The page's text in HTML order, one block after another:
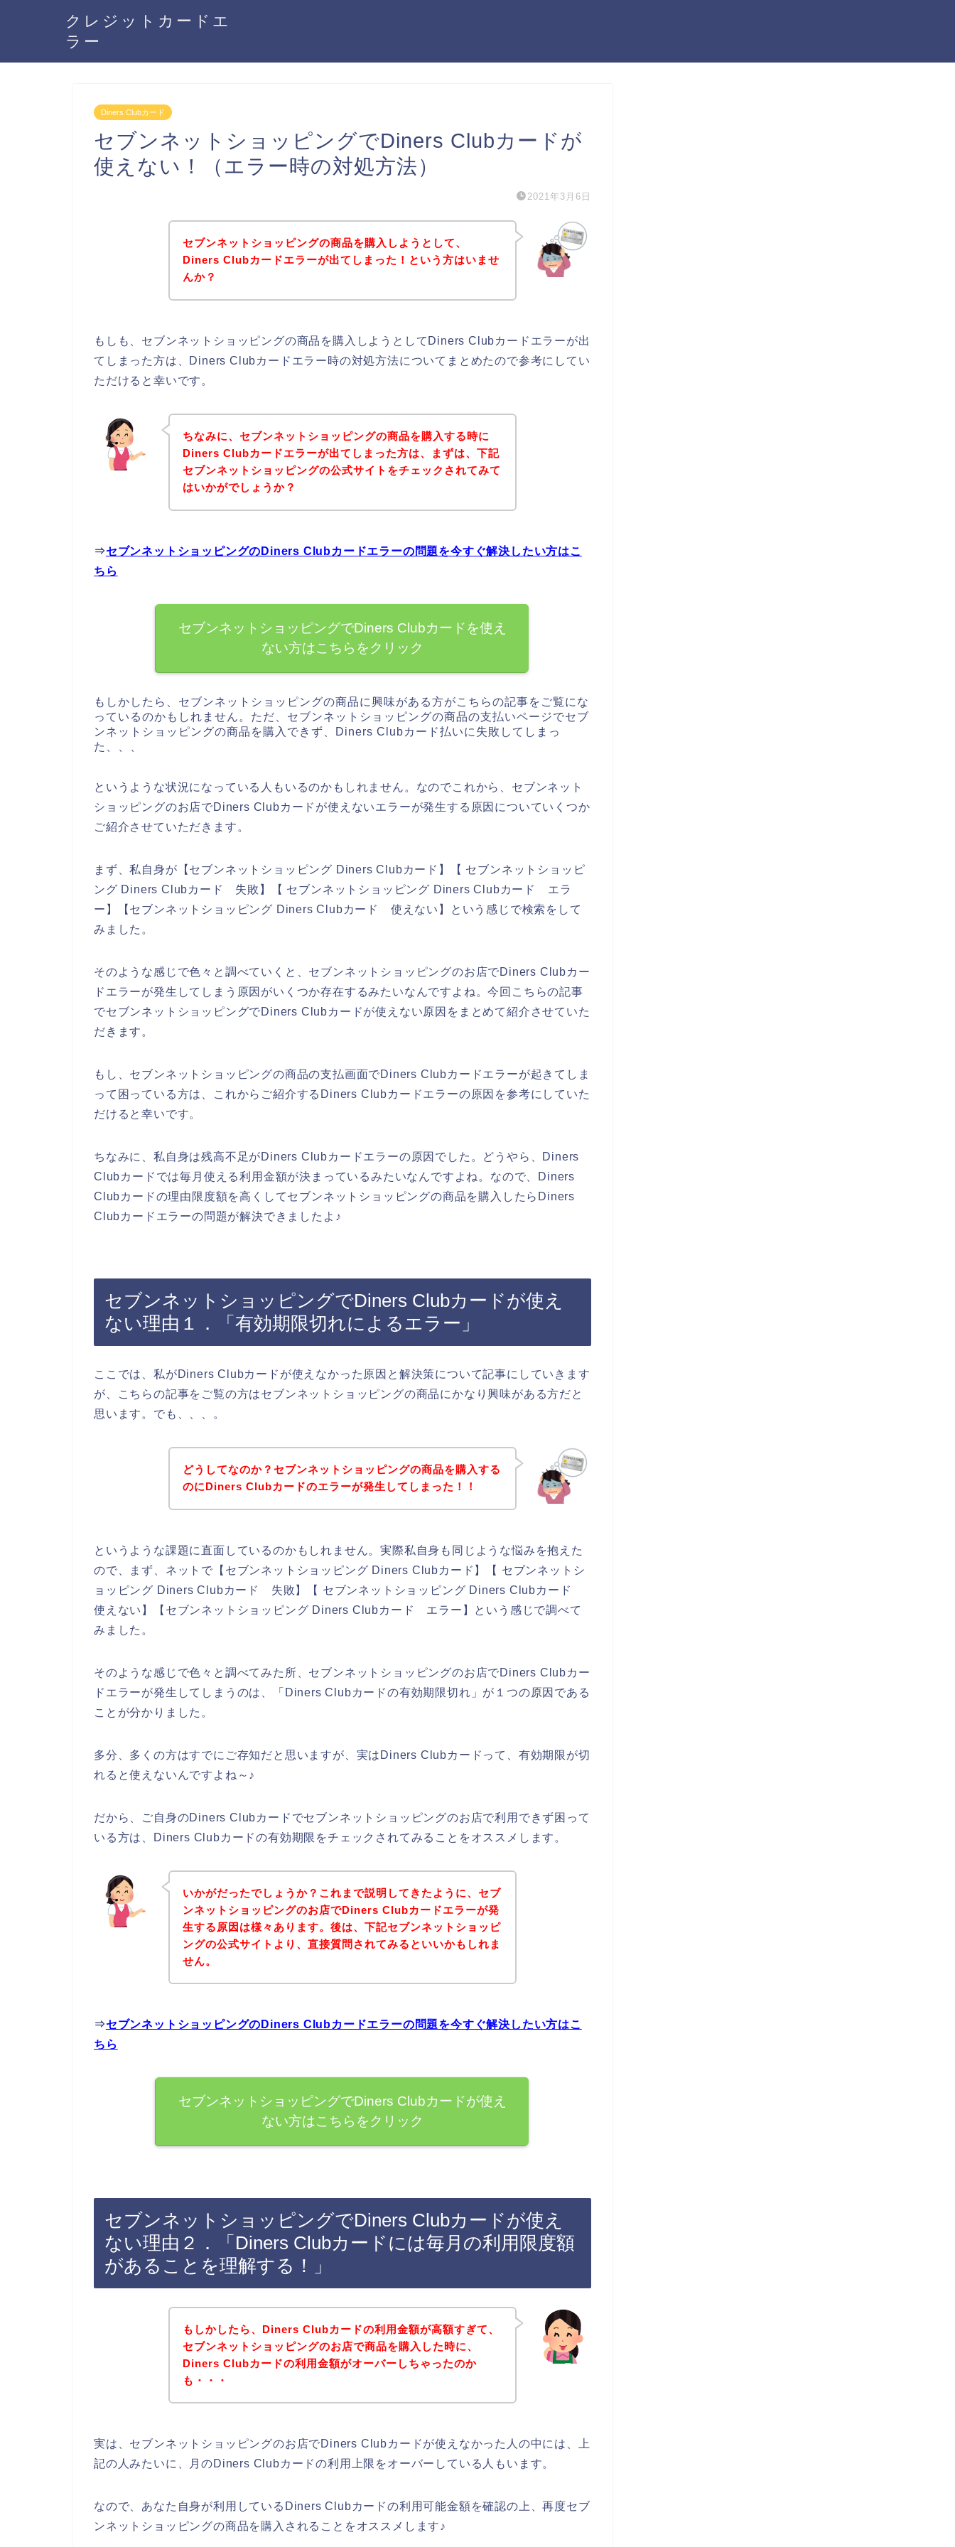
クレジットカードエ
ラー
Diners Clubカード
セブンネットショッピングでDiners Clubカードが
使えない！（エラー時の対処方法）
2021年3月6日
セブンネットショッピングの商品を購入しようとして、
Diners Clubカードエラーが出てしまった！という方はいませ
んか？
もしも、セブンネットショッピングの商品を購入しようとしてDiners Clubカードエラーが出
てしまった方は、Diners Clubカードエラー時の対処方法についてまとめたので参考にしてい
ただけると幸いです。
ちなみに、セブンネットショッピングの商品を購入する時に
Diners Clubカードエラーが出てしまった方は、まずは、下記
セブンネットショッピングの公式サイトをチェックされてみて
はいかがでしょうか？
⇒セブンネットショッピングのDiners Clubカードエラーの問題を今すぐ解決したい方はこ
ちら
セブンネットショッピングでDiners Clubカードを使え
ない方はこちらをクリック
もしかしたら、セブンネットショッピングの商品に興味がある方がこちらの記事をご覧にな
っているのかもしれません。ただ、セブンネットショッピングの商品の支払いページでセブ
ンネットショッピングの商品を購入できず、Diners Clubカード払いに失敗してしまっ
た、、、
というような状況になっている人もいるのかもしれません。なのでこれから、セブンネット
ショッピングのお店でDiners Clubカードが使えないエラーが発生する原因についていくつか
ご紹介させていただきます。
まず、私自身が【セブンネットショッピング Diners Clubカード】【 セブンネットショッピ
ング Diners Clubカード 失敗】【 セブンネットショッピング Diners Clubカード エラ
ー】【セブンネットショッピング Diners Clubカード 使えない】という感じで検索をして
みました。
そのような感じで色々と調べていくと、セブンネットショッピングのお店でDiners Clubカー
ドエラーが発生してしまう原因がいくつか存在するみたいなんですよね。今回こちらの記事
でセブンネットショッピングでDiners Clubカードが使えない原因をまとめて紹介させていた
だきます。
もし、セブンネットショッピングの商品の支払画面でDiners Clubカードエラーが起きてしま
って困っている方は、これからご紹介するDiners Clubカードエラーの原因を参考にしていた
だけると幸いです。
ちなみに、私自身は残高不足がDiners Clubカードエラーの原因でした。どうやら、Diners
Clubカードでは毎月使える利用金額が決まっているみたいなんですよね。なので、Diners
Clubカードの理由限度額を高くしてセブンネットショッピングの商品を購入したらDiners
Clubカードエラーの問題が解決できましたよ♪
セブンネットショッピングでDiners Clubカードが使え
ない理由１．「有効期限切れによるエラー」
ここでは、私がDiners Clubカードが使えなかった原因と解決策について記事にしていきます
が、こちらの記事をご覧の方はセブンネットショッピングの商品にかなり興味がある方だと
思います。でも、、、。
どうしてなのか？セブンネットショッピングの商品を購入する
のにDiners Clubカードのエラーが発生してしまった！！
というような課題に直面しているのかもしれません。実際私自身も同じような悩みを抱えた
ので、まず、ネットで【セブンネットショッピング Diners Clubカード】【 セブンネットシ
ョッピング Diners Clubカード 失敗】【 セブンネットショッピング Diners Clubカード
使えない】【セブンネットショッピング Diners Clubカード エラー】という感じで調べて
みました。
そのような感じで色々と調べてみた所、セブンネットショッピングのお店でDiners Clubカー
ドエラーが発生してしまうのは、「Diners Clubカードの有効期限切れ」が１つの原因である
ことが分かりました。
多分、多くの方はすでにご存知だと思いますが、実はDiners Clubカードって、有効期限が切
れると使えないんですよね～♪
だから、ご自身のDiners Clubカードでセブンネットショッピングのお店で利用できず困って
いる方は、Diners Clubカードの有効期限をチェックされてみることをオススメします。
いかがだったでしょうか？これまで説明してきたように、セブ
ンネットショッピングのお店でDiners Clubカードエラーが発
生する原因は様々あります。後は、下記セブンネットショッピ
ングの公式サイトより、直接質問されてみるといいかもしれま
せん。
⇒セブンネットショッピングのDiners Clubカードエラーの問題を今すぐ解決したい方はこ
ちら
セブンネットショッピングでDiners Clubカードが使え
ない方はこちらをクリック
セブンネットショッピングでDiners Clubカードが使え
ない理由２．「Diners Clubカードには毎月の利用限度額
があることを理解する！」
もしかしたら、Diners Clubカードの利用金額が高額すぎて、
セブンネットショッピングのお店で商品を購入した時に、
Diners Clubカードの利用金額がオーバーしちゃったのか
も・・・
実は、セブンネットショッピングのお店でDiners Clubカードが使えなかった人の中には、上
記の人みたいに、月のDiners Clubカードの利用上限をオーバーしている人もいます。
なので、あなた自身が利用しているDiners Clubカードの利用可能金額を確認の上、再度セブ
ンネットショッピングの商品を購入されることをオススメします♪